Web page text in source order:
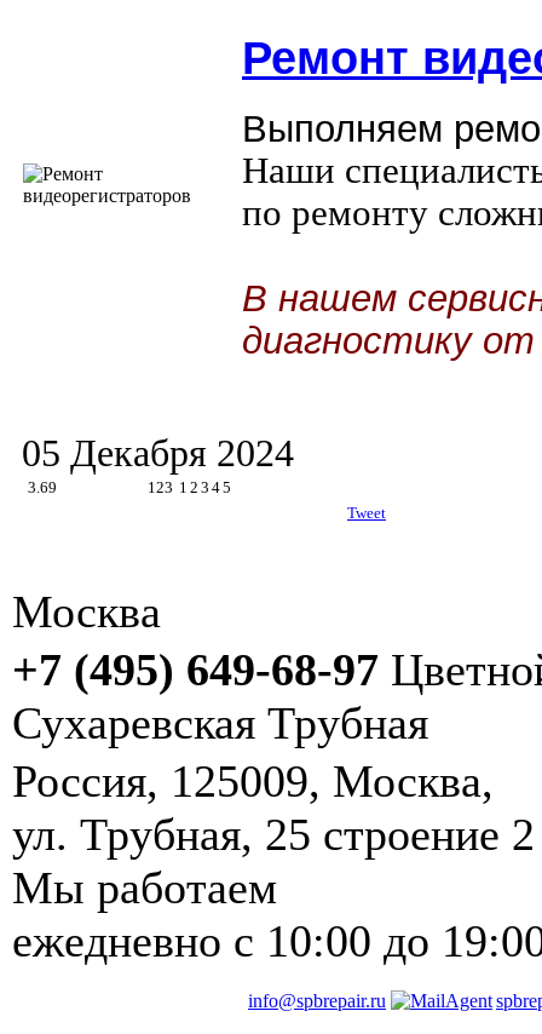
Ремонт
Выполняем
Наши
по ремонту
В нашем
диагностику
05 Декабря 2024
3.69 123 1 2 3 45
Tweet
Москва
+7 (495) 649-68-97
Сухаревская Трубная
Россия, 125009, Москва, ‎
ул. Трубная, 25 строение 2
Мы работаем
ежедневно с 10:00 до
info@spbrepair.ru